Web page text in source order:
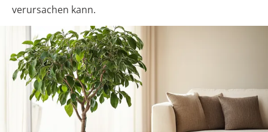
verursachen kann.